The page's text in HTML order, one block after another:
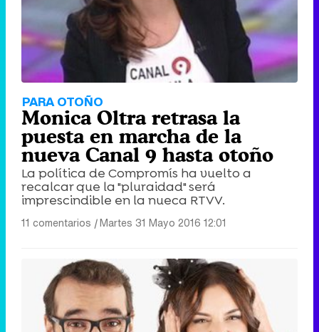
PARA OTOÑO
Monica Oltra retrasa la
puesta en marcha de la
nueva Canal 9 hasta otoño
La política de Compromís ha vuelto a
recalcar que la "pluraidad" será
imprescindible en la nueca RTVV.
11 comentarios |Martes 31 Mayo 2016 12:01